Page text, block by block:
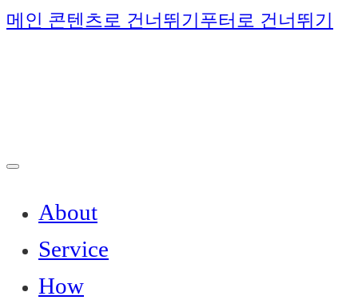
메인 콘텐츠로 건너뛰기 푸터로 건너뛰기
About
Service
How